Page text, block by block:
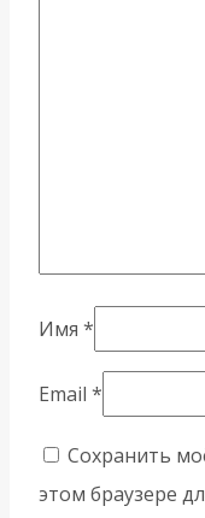
Имя *
Email *
Сохранить
этом браузере